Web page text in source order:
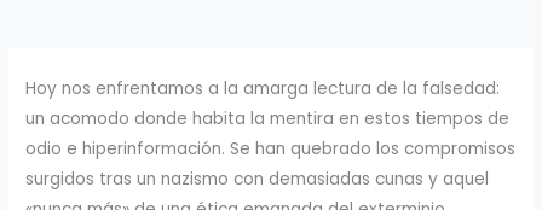
Hoy nos enfrentamos a la amarga lectura de la falsedad:
un acomodo donde habita la mentira en estos tiempos de
odio e hiperinformación. Se han quebrado los compromisos
surgidos tras un nazismo con demasiadas cunas y aquel